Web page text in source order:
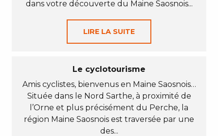
dans votre découverte du Maine Saosnois...
LIRE LA SUITE
Le cyclotourisme
Amis cyclistes, bienvenus en Maine Saosnois…
Située dans le Nord Sarthe, à proximité de
l’Orne et plus précisément du Perche, la
région Maine Saosnois est traversée par une
des...